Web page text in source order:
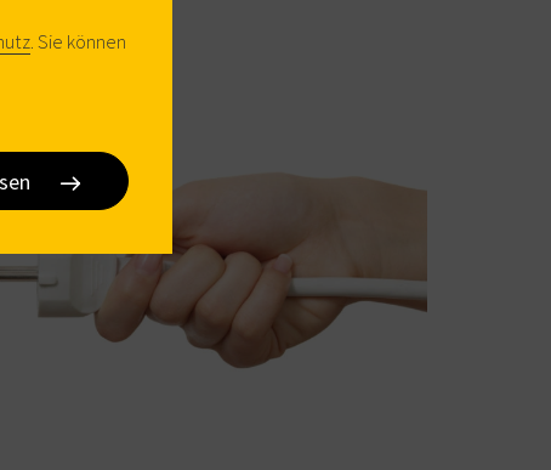
. Sie können